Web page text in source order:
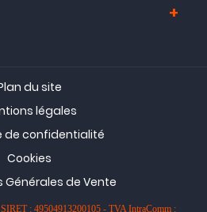
du site
légales
de confidentialité
Cookies
Générales de Vente
: 49504913200105 - TVA IntraComm :